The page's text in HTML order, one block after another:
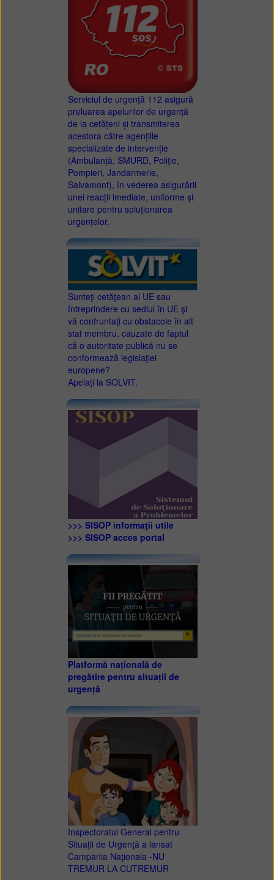
Serviciul de urgență 112 asigură
preluarea apelurilor de urgență
de la cetățeni și transmiterea
acestora către agențiile
specializate de intervenție
(Ambulanță, SMURD, Poliție,
Pompieri, Jandarmerie,
Salvamont), în vederea asigurării
unei reacții imediate, uniforme și
unitare pentru soluționarea
urgențelor.
Sunteţi cetăţean al UE sau
întreprindere cu sediul în UE şi
vă confruntaţi cu obstacole în alt
stat membru, cauzate de faptul
că o autoritate publică nu se
conformează legislaţiei
europene?
Apelaţi la SOLVIT.
>>> SISOP informaţii utile
>>> SISOP acces portal
Platformă națională de
pregătire pentru situații de
urgență
Inspectoratul General pentru
Situaţii de Urgenţă a lansat
Campania Naţionala -NU
TREMUR LA CUTREMUR